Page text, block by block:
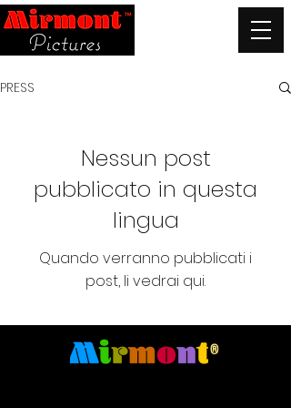
PRESS
Nessun post
pubblicato in questa
lingua
Quando verranno pubblicati i
post, li vedrai qui.
®